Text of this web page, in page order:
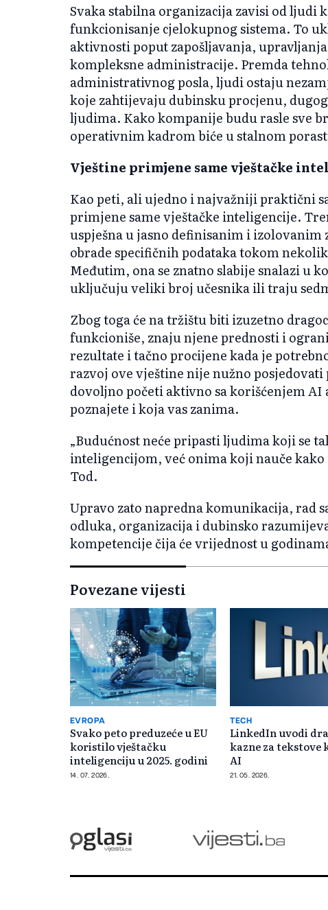
Svaka stabilna organizacija zavisi od ljudi
funkcionisanje cjelokupnog sistema. To
aktivnosti poput zapošljavanja,
kompleksne administracije. Premda
administrativnog posla, ljudi ostaju
koje zahtijevaju dubinsku procjenu,
ljudima. Kako kompanije budu rasle sve
operativnim kadrom biće u stalnom
Vještine primjene same vještačke
Kao peti, ali ujedno i najvažniji praktični
primjene same vještačke inteligencije.
uspješna u jasno definisanim i
obrade specifičnih podataka tokom
Međutim, ona se znatno slabije snalazi u
uključuju veliki broj učesnika ili traju
Zbog toga će na tržištu biti izuzetno
funkcioniše, znaju njene prednosti i
rezultate i tačno procijene kada je
razvoj ove vještine nije nužno
dovoljno početi aktivno sa korišćenjem AI
poznajete i koja vas zanima.
„Budućnost neće pripasti ljudima koji se
inteligencijom, već onima koji nauče
Tod.
Upravo zato napredna komunikacija, rad
odluka, organizacija i dubinsko
kompetencije čija će vrijednost u
Povezane vijesti
EVROPA
Svako peto preduzeće u EU
koristilo vještačku
inteligenciju u 2025. godini
14. 07. 2026.
TECH
LinkedIn uvodi
kazne za tekstove
AI
21. 05. 2026.